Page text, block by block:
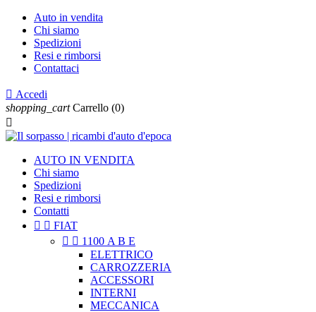
Auto in vendita
Chi siamo
Spedizioni
Resi e rimborsi
Contattaci
 Accedi
shopping_cart Carrello (0)

AUTO IN VENDITA
Chi siamo
Spedizioni
Resi e rimborsi
Contatti
  FIAT
  1100 A B E
ELETTRICO
CARROZZERIA
ACCESSORI
INTERNI
MECCANICA